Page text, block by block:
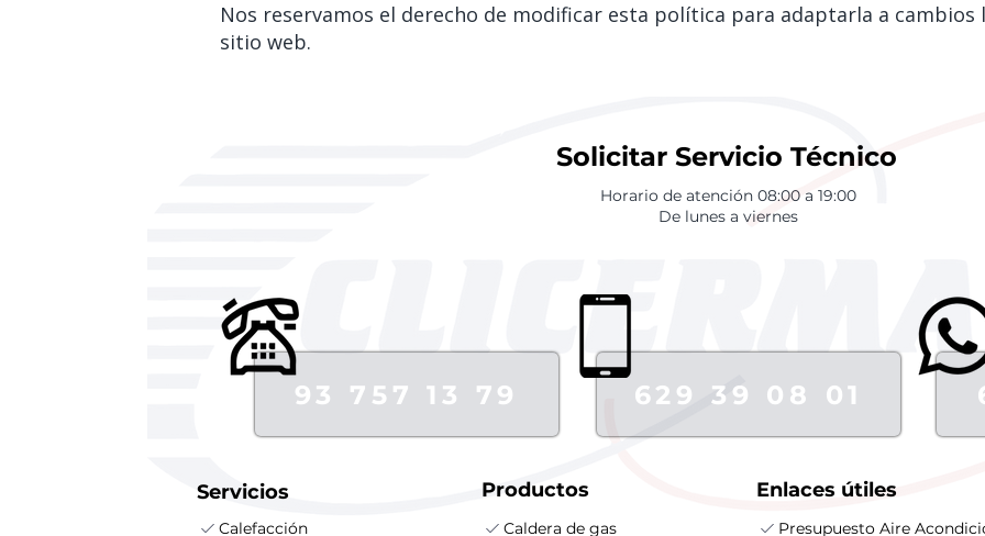
Nos reservamos el derecho de modificar esta política para adaptarla a
sitio web.
Solicitar Servicio Técnico
Horario de atención 08:00 a 19:00
De lunes a viernes
Servicios Productos Enlaces útiles
Caldera de gas
Calefacción Presupuesto Aire
93 757 13 79 629 39 08 01